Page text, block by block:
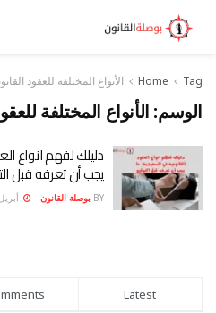
Home Tag الأنواع المختلفة للعقود
الوسم: الأنواع المختلفة
دليلك لفهم انواع
يجب أن تعرفه قبل
BY بوصلة القانون أبريل 30,
Latest